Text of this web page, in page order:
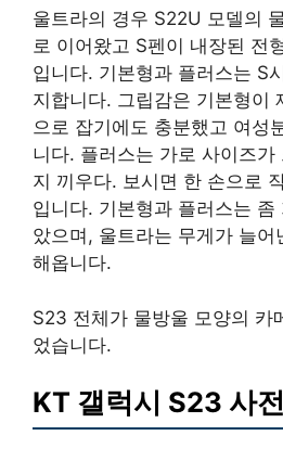
울트라의 경우 S22U 모델의
로 이어왔고 S펜이 내장된 전
입니다. 기본형과 플러스는 S
지합니다. 그립감은 기본형이
으로 잡기에도 충분했고 여성
니다. 플러스는 가로 사이즈
지 끼우다. 보시면 한 손으로
입니다. 기본형과 플러스는
았으며, 울트라는 무게가 늘어
해옵니다.
S23 전체가 물방울 모양의 카
었습니다.
KT 갤럭시 S23 사